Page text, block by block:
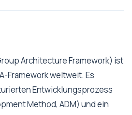
Architecture Framework) ist
Framework weltweit. Es
Entwicklungsprozess
Method, ADM) und ein